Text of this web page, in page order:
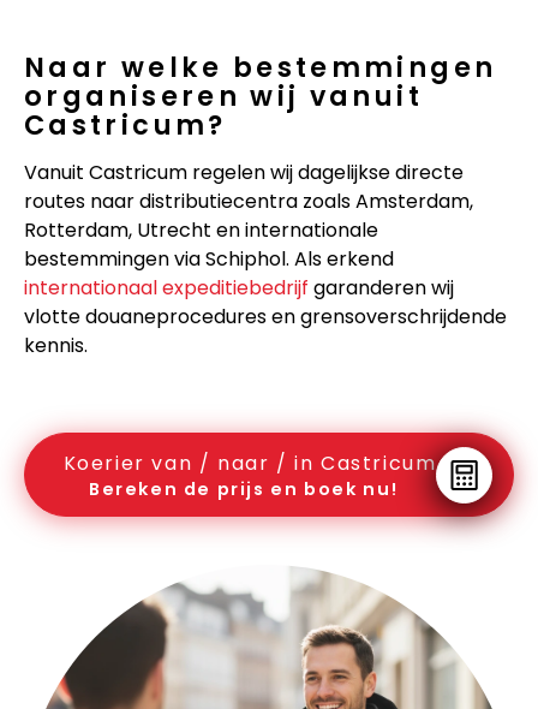
Naar welke bestemmingen
organiseren wij vanuit
Castricum?
Vanuit Castricum regelen wij dagelijkse directe
routes naar distributiecentra zoals Amsterdam,
Rotterdam, Utrecht en internationale
bestemmingen via Schiphol. Als erkend
internationaal expeditiebedrijf garanderen wij
vlotte douaneprocedures en grensoverschrijdende
kennis.
Koerier van / naar / in Castricum
Bereken de prijs en boek nu!